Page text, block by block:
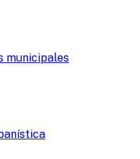
municipales